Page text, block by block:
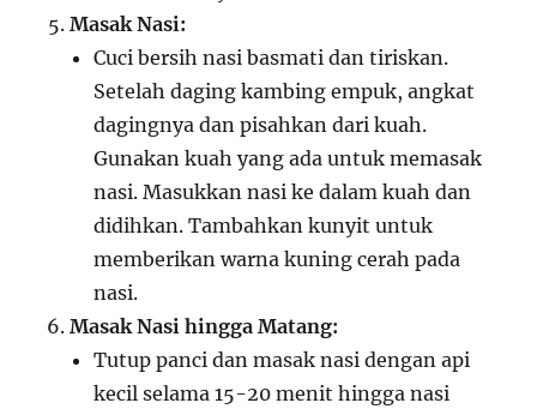
Masak Nasi:
Cuci bersih nasi basmati dan tiriskan.
Setelah daging kambing empuk, angkat
dagingnya dan pisahkan dari kuah.
Gunakan kuah yang ada untuk memasak
nasi. Masukkan nasi ke dalam kuah dan
didihkan. Tambahkan kunyit untuk
memberikan warna kuning cerah pada
nasi.
Masak Nasi hingga Matang:
Tutup panci dan masak nasi dengan api
kecil selama 15-20 menit hingga nasi